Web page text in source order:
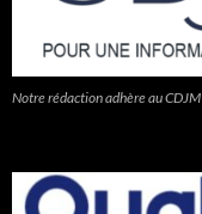
Notre rédaction adhère au CDJM